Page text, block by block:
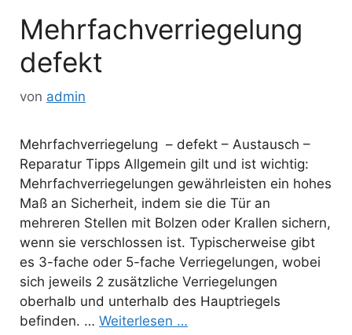
Mehrfachverriegelung
defekt
von admin
Mehrfachverriegelung – defekt – Austausch –
Reparatur Tipps Allgemein gilt und ist wichtig:
Mehrfachverriegelungen gewährleisten ein hohes
Maß an Sicherheit, indem sie die Tür an
mehreren Stellen mit Bolzen oder Krallen sichern,
wenn sie verschlossen ist. Typischerweise gibt
es 3-fache oder 5-fache Verriegelungen, wobei
sich jeweils 2 zusätzliche Verriegelungen
oberhalb und unterhalb des Hauptriegels
befinden. … Weiterlesen …